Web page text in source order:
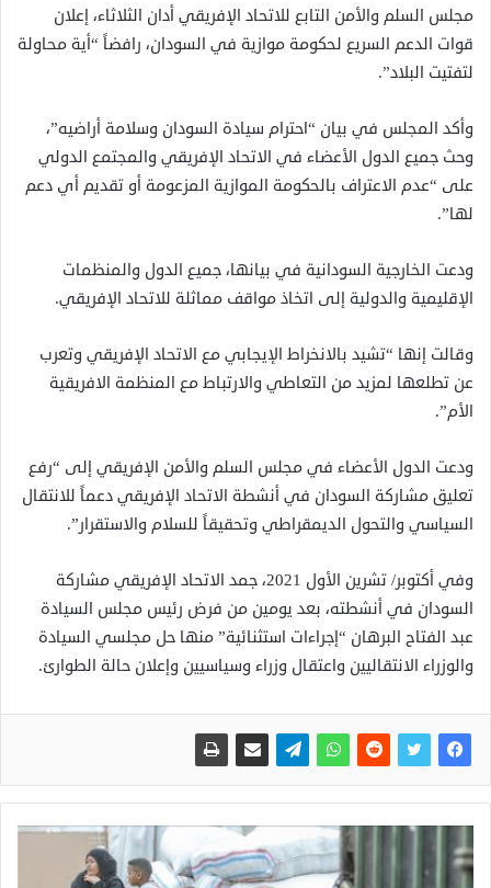
مجلس السلم والأمن التابع للاتحاد الإفريقي أدان الثلاثاء، إعلان
قوات الدعم السريع لحكومة موازية في السودان، رافضاً “أية محاولة
لتفتيت البلاد”.
وأكد المجلس في بيان “احترام سيادة السودان وسلامة أراضيه”،
وحث جميع الدول الأعضاء في الاتحاد الإفريقي والمجتمع الدولي
على “عدم الاعتراف بالحكومة الموازية المزعومة أو تقديم أي دعم
لها”.
ودعت الخارجية السودانية في بيانها، جميع الدول والمنظمات
الإقليمية والدولية إلى اتخاذ مواقف مماثلة للاتحاد الإفريقي.
وقالت إنها “تشيد بالانخراط الإيجابي مع الاتحاد الإفريقي وتعرب
عن تطلعها لمزيد من التعاطي والارتباط مع المنظمة الافريقية
الأم”.
ودعت الدول الأعضاء في مجلس السلم والأمن الإفريقي إلى “رفع
تعليق مشاركة السودان في أنشطة الاتحاد الإفريقي دعماً للانتقال
السياسي والتحول الديمقراطي وتحقيقاً للسلام والاستقرار”.
وفي أكتوبر/ تشرين الأول 2021، جمد الاتحاد الإفريقي مشاركة
السودان في أنشطته، بعد يومين من فرض رئيس مجلس السيادة
عبد الفتاح البرهان “إجراءات استثنائية” منها حل مجلسي السيادة
والوزراء الانتقاليين واعتقال وزراء وسياسيين وإعلان حالة الطوارئ.